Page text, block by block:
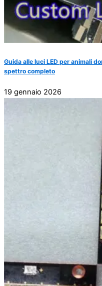
Guida alle luci LED per animali
spettro completo
19 gennaio 2026